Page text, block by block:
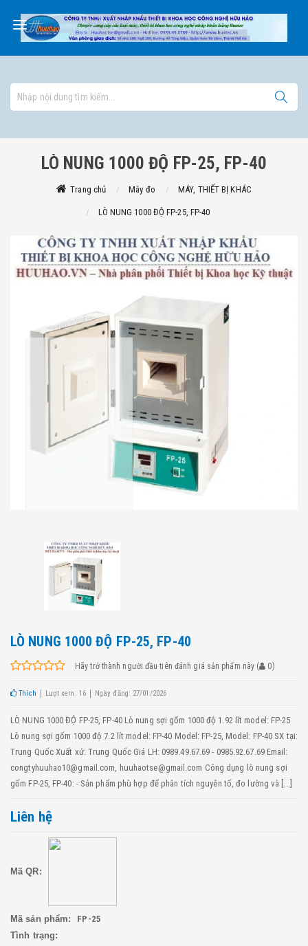
LÒ NUNG 1000 ĐỘ FP-25, FP-40
Trang chủ Máy đo MÁY, THIẾT BỊ KHÁC
LÒ NUNG 1000 ĐỘ FP-25, FP-40
LÒ NUNG 1000 ĐỘ FP-25, FP-40
Hãy trở thành người đầu tiên đánh giá sản phẩm này ( 0)
Thích Lượt xem: 16 Ngày đăng: 27/01/2026
LÒ NUNG 1000 ĐỘ FP-25, FP-40 Lò nung sợi gốm 1000 độ 1.92 lít model: FP-25
Lò nung sợi gốm 1000 độ 7.2 lít model: FP-40 Model: FP-25, Model: FP-40 SX tại:
Trung Quốc Xuất xứ: Trung Quốc Giá LH: 0989.49.67.69 - 0985.92.67.69 Email:
congtyhuuhao10@gmail.com, huuhaotse@gmail.com Công dụng lò nung sợi
gốm FP-25, FP-40: - Sản phẩm phù hợp để phân tích nguyên tố, đo lường và [...]
Liên hệ
Mã QR:
Mã sản phẩm:
FP-25
Tình trạng: